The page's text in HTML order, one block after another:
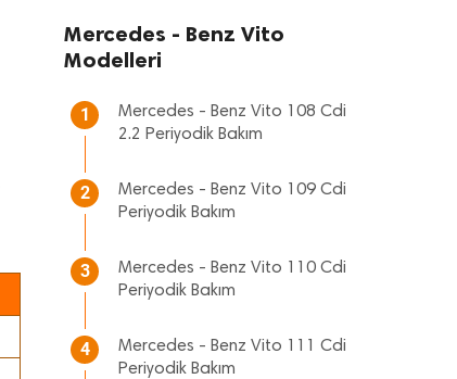
Mercedes - Benz Vito
Modelleri
1
Mercedes - Benz Vito 108 Cdi
2.2 Periyodik Bakım
2
Mercedes - Benz Vito 109 Cdi
Periyodik Bakım
3
Mercedes - Benz Vito 110 Cdi
Periyodik Bakım
4
Mercedes - Benz Vito 111 Cdi
Periyodik Bakım